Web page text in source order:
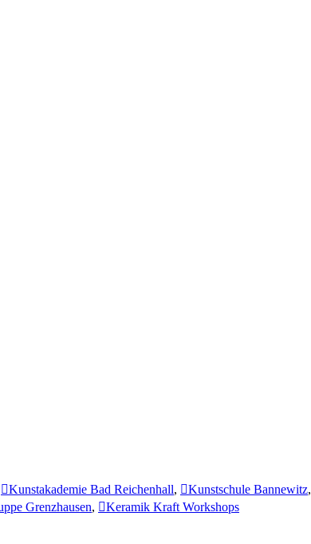
Kunstakademie Bad Reichenhall, Kunstschule Bannewitz,
Grenzhausen,
Keramik Kraft Workshops